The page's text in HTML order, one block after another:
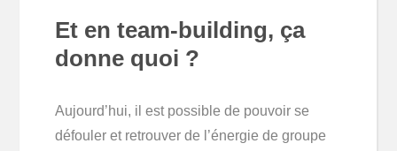
Et en team-building, ça
donne quoi ?
Aujourd’hui, il est possible de pouvoir se
défouler et retrouver de l’énergie de groupe